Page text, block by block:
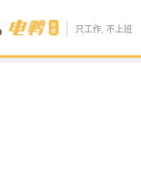
只工作, 不上班